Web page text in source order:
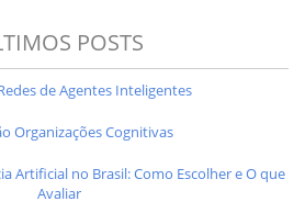
POSTS
de Agentes Inteligentes
Organizações Cognitivas
Artificial no Brasil: Como Escolher e O que
Avaliar